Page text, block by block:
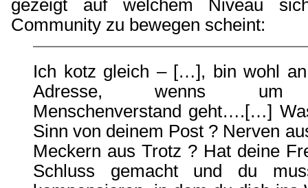
gezeigt auf welchem Niveau
Community zu bewegen scheint:
Ich kotz gleich – […], bin wohl
Adresse, wenns um
Menschenverstand geht….[…]
Sinn von deinem Post ? Nerven
Meckern aus Trotz ? Hat deine
Schluss gemacht und du